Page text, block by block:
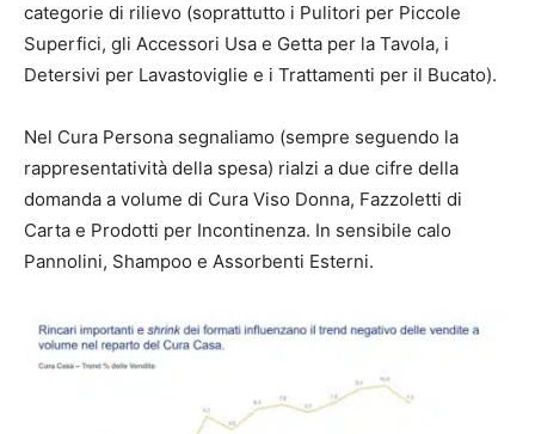
categorie di rilievo (soprattutto i Pulitori per Piccole
Superfici, gli Accessori Usa e Getta per la Tavola, i
Detersivi per Lavastoviglie e i Trattamenti per il Bucato).
Nel Cura Persona segnaliamo (sempre seguendo la
rappresentatività della spesa) rialzi a due cifre della
domanda a volume di Cura Viso Donna, Fazzoletti di
Carta e Prodotti per Incontinenza. In sensibile calo
Pannolini, Shampoo e Assorbenti Esterni.